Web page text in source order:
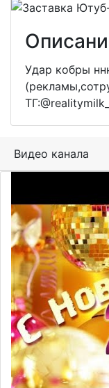
Удар кобры
Видео канала